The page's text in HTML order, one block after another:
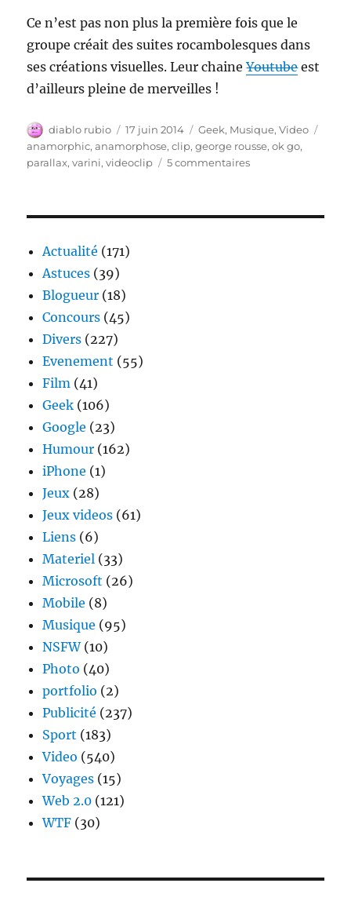
Ce n’est pas non plus la première fois que le
groupe créait des suites rocambolesques dans
ses créations visuelles. Leur chaineYoutubeest
d’ailleurs pleine de merveilles !
Auteur
diablo rubio
Publié
le
17 juin 2014 Catégories
Geek, Musique,Video
anamorphic,anamorphose,clip,george rousse,ok go,
parallax,varini,videoclip 5 commentairessur
Actualité (171)
Astuces (39)
Blogueur (18)
Concours (45)
Divers (227)
Evenement (55)
Film (41)
Geek (106)
Google (23)
Humour (162)
iPhone (1)
Jeux (28)
Jeux videos (61)
Liens (6)
Materiel (33)
Microsoft (26)
Mobile (8)
Musique (95)
NSFW(10)
Photo (40)
portfolio (2)
Publicité (237)
Sport (183)
Video (540)
Voyages (15)
Web 2.0 (121)
WTF (30)